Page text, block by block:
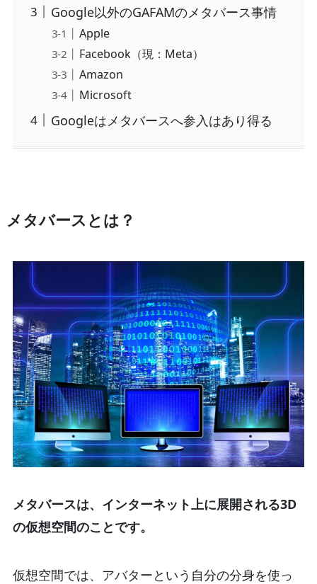
Google以外のGAFAMのメタバース事情
Apple
Facebook（現：Meta）
Amazon
Microsoft
Googleはメタバースへ参入はあり得る
メタバースとは？
メタバースは、インターネット上に展開される3D
の仮想空間のことです。
仮想空間では、アバターという自分の分身を使っ